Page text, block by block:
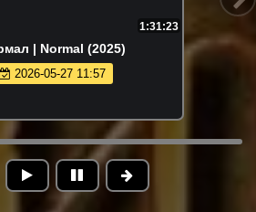
1:31:23
| Normal (2025)
2026-05-27 11:57